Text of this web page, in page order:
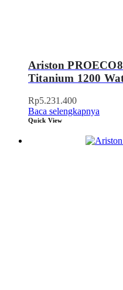
Ariston
Titanium 1200
Rp5.231.400
Baca selengkapnya
Quick View